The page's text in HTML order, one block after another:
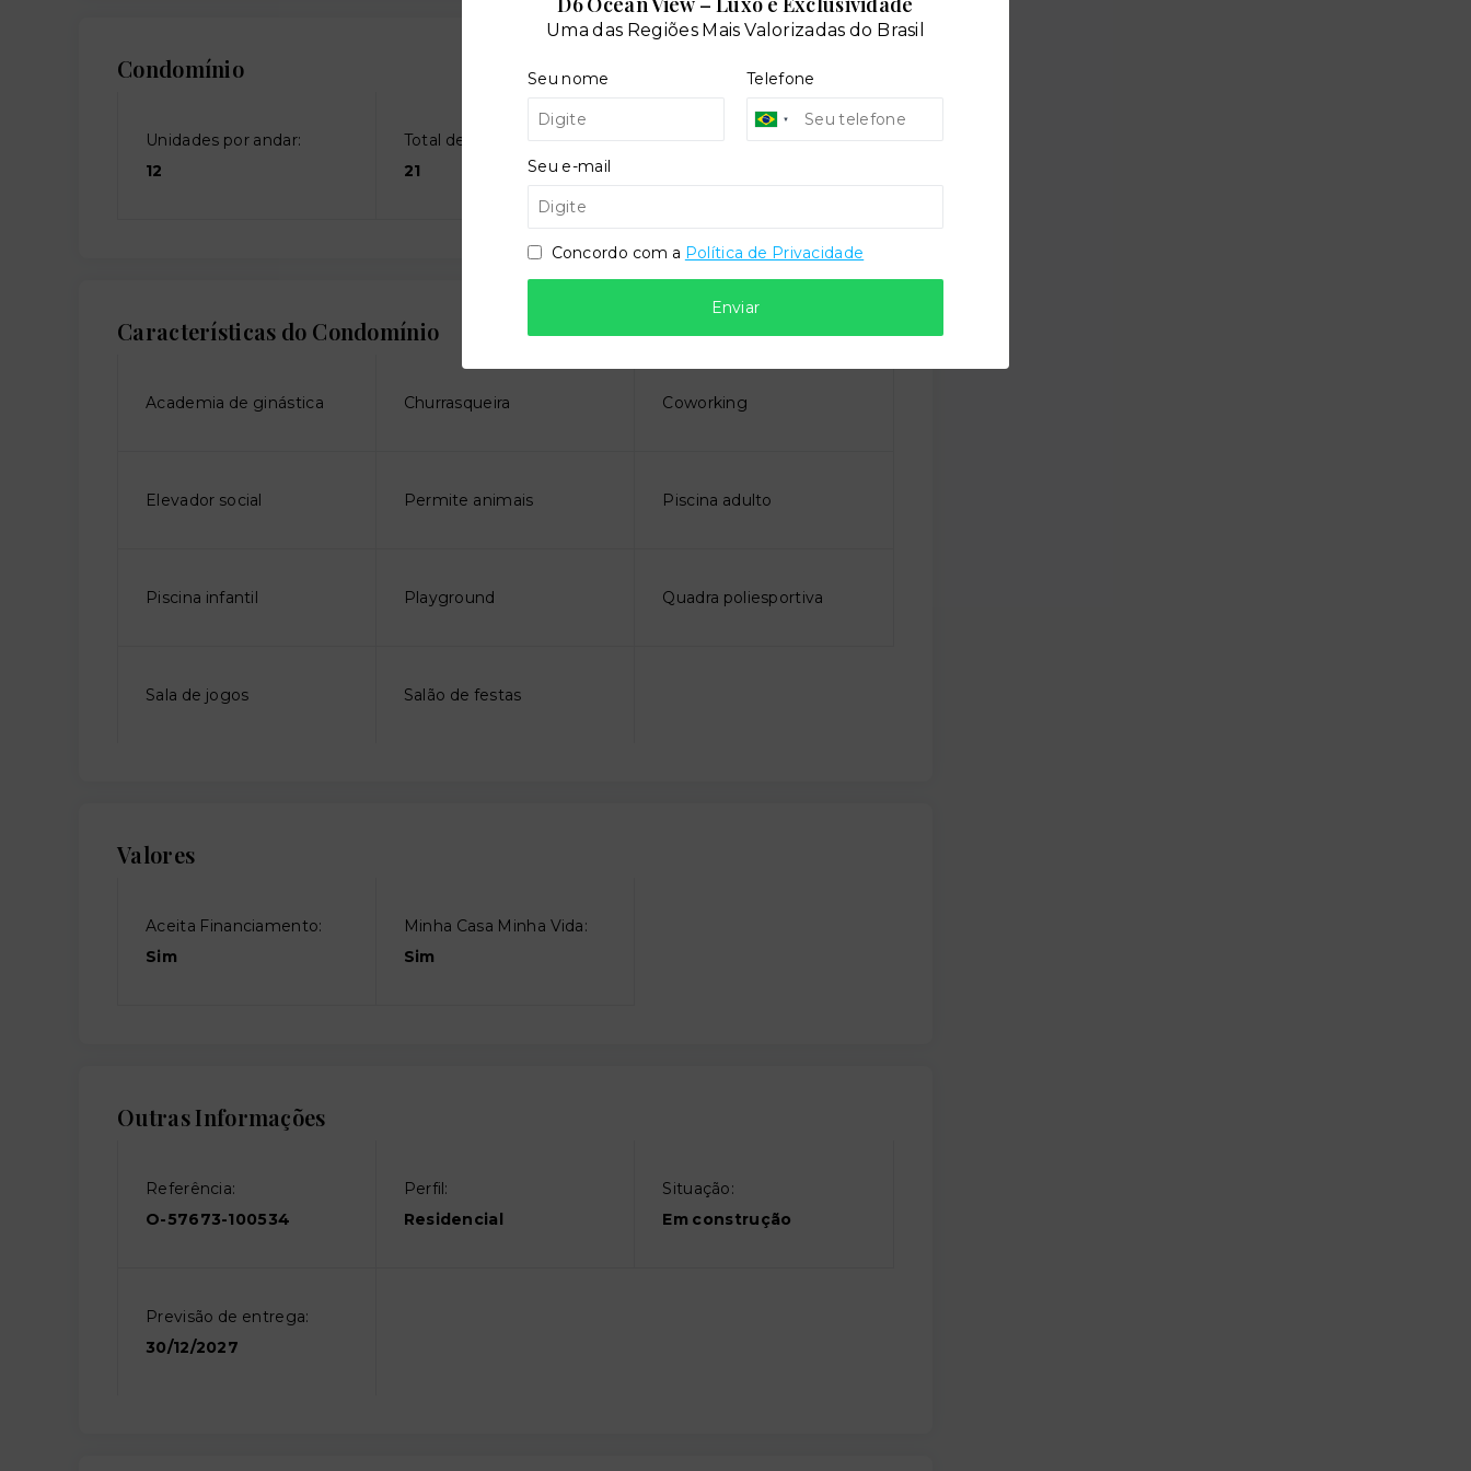
Condomínio
Unidades por andar:
12
Total de andares:
21
Características do Condomínio
Academia de ginástica Churrasqueira Coworking
Elevador social Permite animais Piscina adulto
Piscina infantil Playground Quadra poliesportiva
Sala de jogos Salão de festas
Valores
Aceita Financiamento:
Sim
Minha Casa Minha Vida:
Sim
Outras Informações
Referência:
O-57673-100534
Perfil:
Residencial
Situação:
Em construção
Previsão de entrega:
30/12/2027
Uma das Regiões Mais Valorizadas do Brasil
Seu nome Telefone
Seu e-mail
Concordo com a Política de Privacidade
Enviar